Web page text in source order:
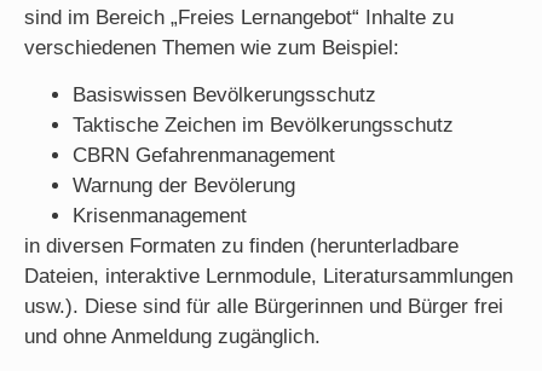
sind im Bereich „Freies Lernangebot“ Inhalte zu
verschiedenen Themen wie zum Beispiel:
Basiswissen Bevölkerungsschutz
Taktische Zeichen im Bevölkerungsschutz
CBRN Gefahrenmanagement
Warnung der Bevölerung
Krisenmanagement
in diversen Formaten zu finden (herunterladbare
Dateien, interaktive Lernmodule, Literatursammlungen
usw.). Diese sind für alle Bürgerinnen und Bürger frei
und ohne Anmeldung zugänglich.